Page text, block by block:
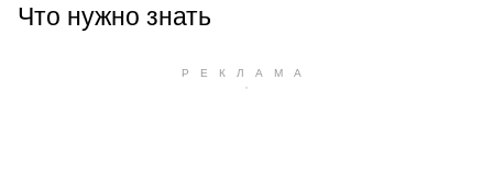
Что нужно знать